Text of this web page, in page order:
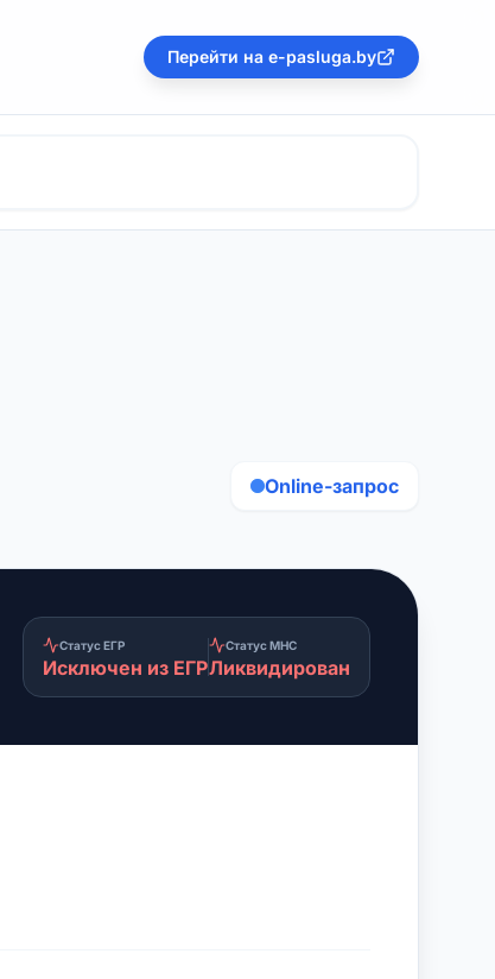
Перейти на e-pasluga.by
Online-запрос
Статус ЕГР
Исключен из ЕГР
Статус МНС
Ликвидирован